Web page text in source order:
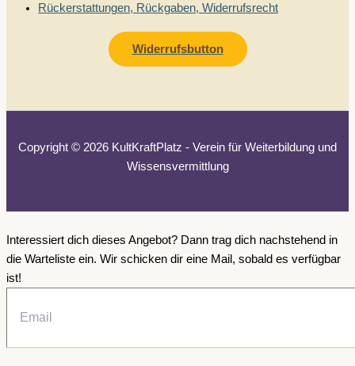
Rückerstattungen, Rückgaben, Widerrufsrecht
Widerrufsbutton
Copyright © 2026 KultKraftPlatz - Verein für Weiterbildung und
Wissensvermittlung
Interessiert dich dieses Angebot? Dann trag dich nachstehend in
die Warteliste ein. Wir schicken dir eine Mail, sobald es verfügbar
ist!